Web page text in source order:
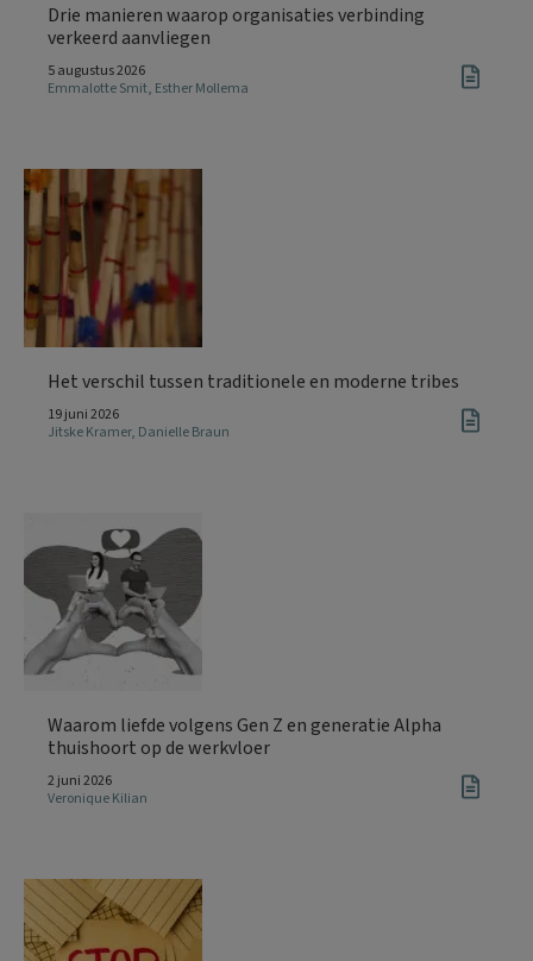
Drie manieren waarop organisaties verbinding
verkeerd aanvliegen
5 augustus 2026
Emmalotte Smit, Esther Mollema
Het verschil tussen traditionele en moderne tribes
19 juni 2026
Jitske Kramer, Danielle Braun
Waarom liefde volgens Gen Z en generatie Alpha
thuishoort op de werkvloer
2 juni 2026
Veronique Kilian